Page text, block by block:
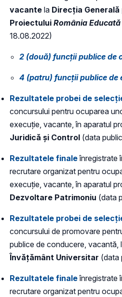
vacante la Direcția
Proiectului România Educată
18.08.2022)
2 (două) funcții publice de
4 (patru) funcții publice de
Rezultatele probei de
concursului pentru ocuparea
execuție, vacante, în aparatul
Juridică și Control (data
Rezultatele finaleînregistrate
recrutare organizat pentru
execuție, vacante, în aparatul
Dezvoltare Patrimoniu (data
Rezultatele probei de
concursului de promovare
publice de conducere, vacantă,
Învățământ Universitar (data
Rezultatele finaleînregistrate
recrutare organizat pentru